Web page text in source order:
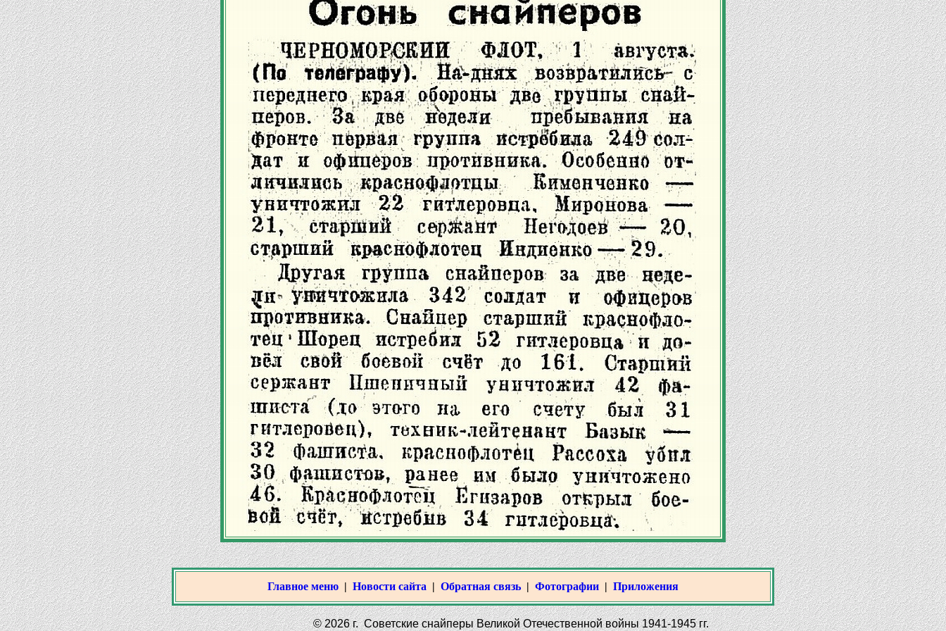
Главное меню | Новости сайта | Обратная связь | Фотографии | Приложения
© 2026 г. Советские снайперы Великой Отечественной войны 1941-1945 гг.